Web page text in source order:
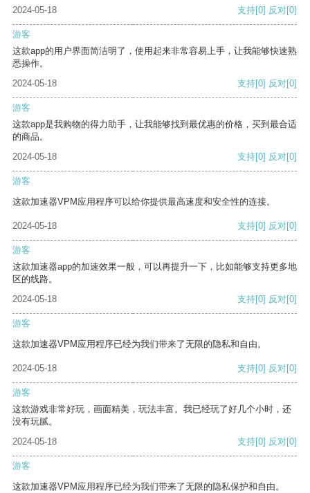
2024-05-18 支持[0] 反对[0]
游客
这款app的用户界面简洁明了，使用起来非常容易上手，让我能够快速熟
悉操作。
2024-05-18
支持[0] 反对[0]
游客
这款app是我购物的得力助手，让我能够找到最优惠的价格，买到最合适
的商品。
2024-05-18
支持[0] 反对[0]
游客
这款加速器VPM应用程序可以给你提供最高速度和安全性的连接。
2024-05-18 支持[0] 反对[0]
游客
这款加速器app的加速效果一般，可以再提升一下，比如能够支持更多地
区的线路。
2024-05-18
支持[0] 反对[0]
游客
这款加速器VPM应用程序已经为我们带来了无限的隐私和自由。
2024-05-18 支持[0] 反对[0]
游客
这款游戏非常好玩，画面精美，玩法丰富。我已经玩了好几个小时，还
没有玩腻。
2024-05-18
支持[0] 反对[0]
游客
这款加速器VPM应用程序已经为我们带来了无限的隐私保护和自由。